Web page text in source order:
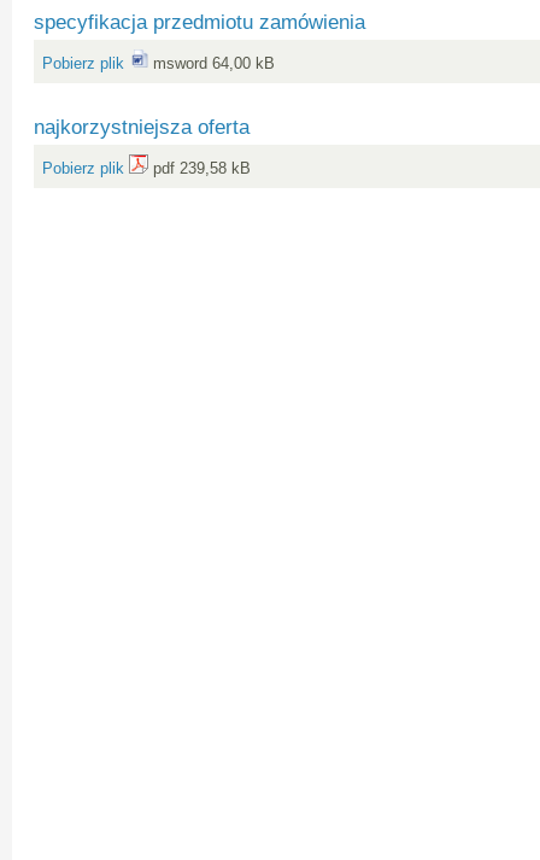
specyfikacja przedmiotu zamówienia
Pobierz plik msword 64,00 kB
najkorzystniejsza oferta
Pobierz plik pdf 239,58 kB